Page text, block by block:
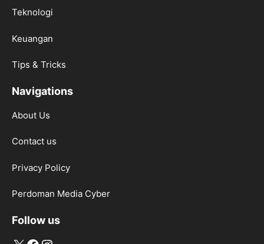
Teknologi
Keuangan
Tips & Tricks
Navigations
About Us
Contact us
Privacy Policy
Perdoman Media Cyber
Follow us